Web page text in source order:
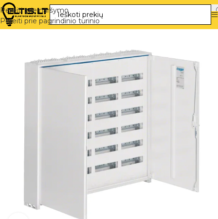
Pereiti prie naršymo
Pereiti prie pagrindinio turinio